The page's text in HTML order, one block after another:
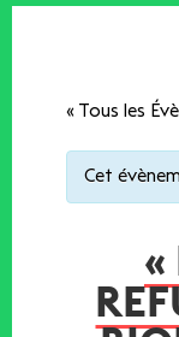
« Tous les
Cet
«